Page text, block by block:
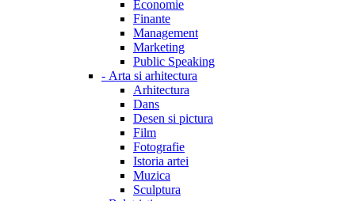
Economie
Finante
Management
Marketing
Public Speaking
- Arta si arhitectura
Arhitectura
Dans
Desen si pictura
Film
Fotografie
Istoria artei
Muzica
Sculptura